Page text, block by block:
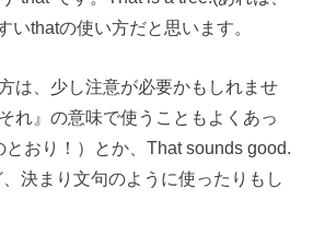
いthatの使い方だと思います。
は、少し注意が必要かもしれませ
れ』の意味で使うこともよくあっ
とおり！）とか、That sounds good.
決まり文句のように使ったりもし